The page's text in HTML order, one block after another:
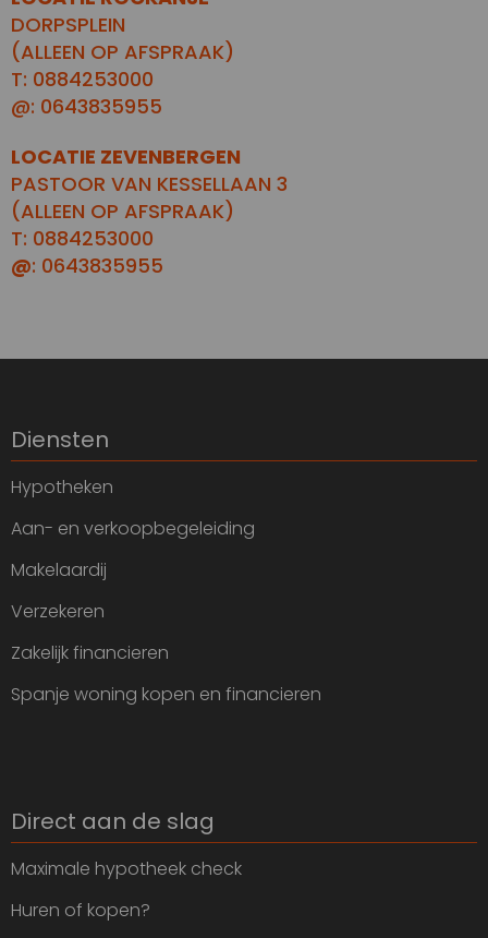
DORPSPLEIN
(ALLEEN OP AFSPRAAK)
T: 0884253000
@: 0643835955
LOCATIE ZEVENBERGEN
PASTOOR VAN KESSELLAAN 3
(ALLEEN OP AFSPRAAK)
T: 0884253000
@: 0643835955
Diensten
Hypotheken
Aan- en verkoopbegeleiding
Makelaardij
Verzekeren
Zakelijk financieren
Spanje woning kopen en financieren
Direct aan de slag
Maximale hypotheek check
Huren of kopen?